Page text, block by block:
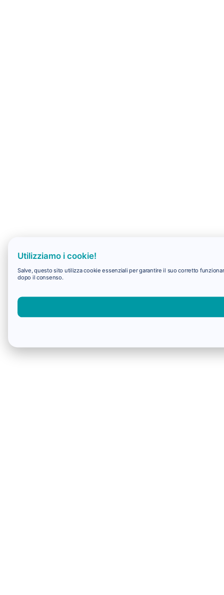
Utilizziamo i cookie!
Salve, questo sito utilizza cookie essenziali per garantire il suo corretto
dopo il consenso.